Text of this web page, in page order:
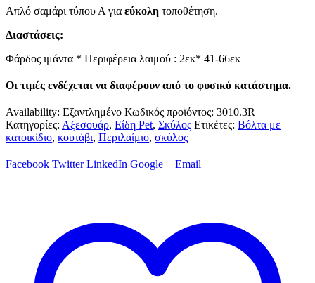
Απλό σαμάρι τύπου Α για εύκολη τοποθέτηση.
Διαστάσεις:
Φάρδος ιμάντα * Περιφέρεια λαιμού : 2εκ* 41-66εκ
Οι τιμές ενδέχεται να διαφέρουν από το φυσικό κατάστημα.
Availability: Εξαντλημένο Κωδικός προϊόντος: 3010.3R
Κατηγορίες: Αξεσουάρ, Είδη Pet, Σκύλος Ετικέτες: Βόλτα με
κατοικίδιο, κουτάβι, Περιλαίμιο, σκύλος
Facebook Twitter LinkedIn Google + Email